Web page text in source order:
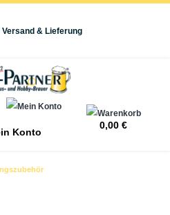
& Lieferung
Konto
0,00 €